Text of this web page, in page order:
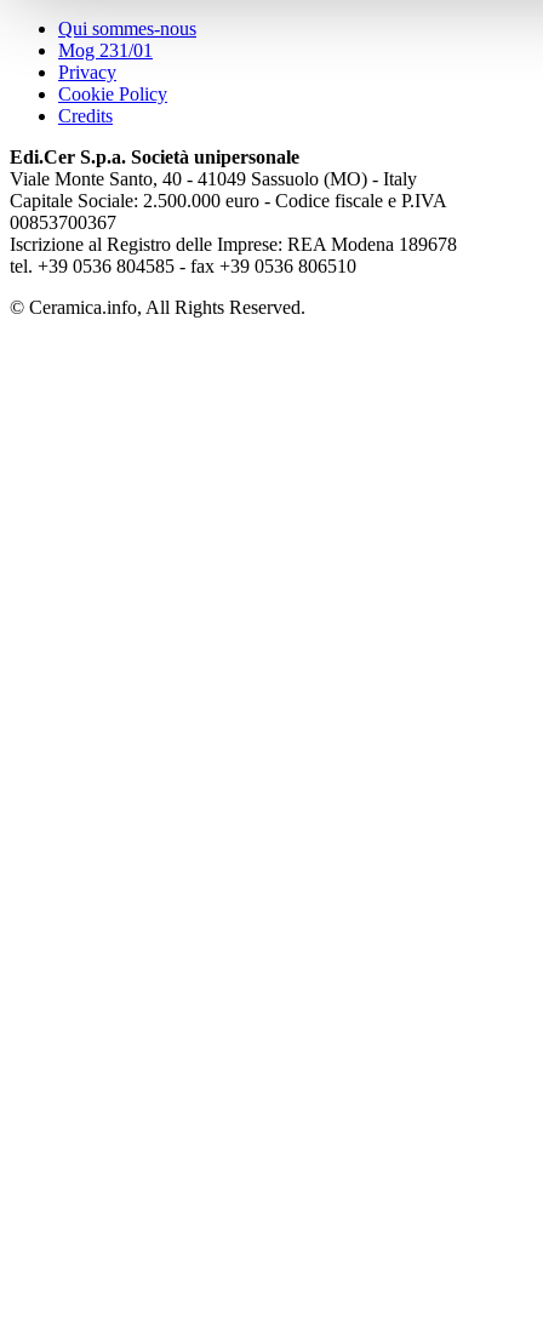
Qui sommes-nous
Mog 231/01
Privacy
Cookie Policy
Credits
Edi.Cer S.p.a. Società unipersonale
Viale Monte Santo, 40 - 41049 Sassuolo (MO) - Italy
Capitale Sociale: 2.500.000 euro - Codice fiscale e P.IVA
00853700367
Iscrizione al Registro delle Imprese: REA Modena 189678
tel. +39 0536 804585 - fax +39 0536 806510
© Ceramica.info, All Rights Reserved.